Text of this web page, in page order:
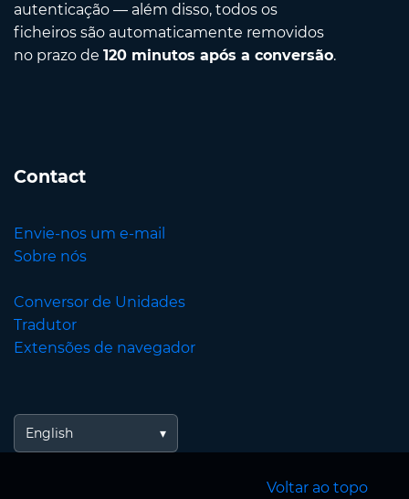
autenticação — além disso, todos os
ficheiros são automaticamente removidos
no prazo de 120 minutos após a conversão.
Contact
Envie-nos um e-mail
Sobre nós
Conversor de Unidades
Tradutor
Extensões de navegador
English
Voltar ao topo